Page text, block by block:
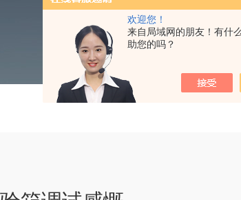
欢迎您！
来自局域网的朋友！有什
助您的吗？